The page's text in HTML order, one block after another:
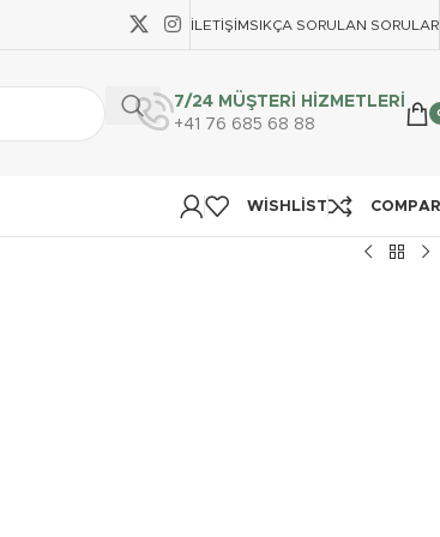
İLETIŞIMSIKÇA SORULAN SORULAR
7/24 MÜŞTERİ HİZMETLERİ
+41 76 685 68 88
WISHLIST